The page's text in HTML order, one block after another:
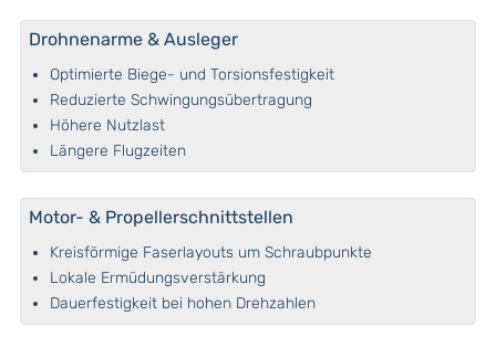
Drohnenarme & Ausleger
Optimierte Biege- und Torsionsfestigkeit
Reduzierte Schwingungsübertragung
Höhere Nutzlast
Längere Flugzeiten
Motor- & Propellerschnittstellen
Kreisförmige Faserlayouts um Schraubpunkte
Lokale Ermüdungsverstärkung
Dauerfestigkeit bei hohen Drehzahlen